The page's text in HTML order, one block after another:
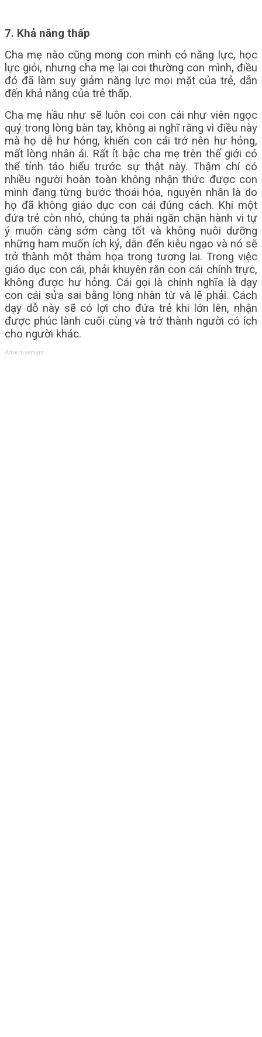
7. Khả năng thấp
Cha mẹ nào cũng mong con mình có năng lực, học
lực giỏi, nhưng cha mẹ lại coi thường con mình, điều
đó đã làm suy giảm năng lực mọi mặt của trẻ, dẫn
đến khả năng của trẻ thấp.
Cha mẹ hầu như sẽ luôn coi con cái như viên ngọc
quý trong lòng bàn tay, không ai nghĩ rằng vì điều này
mà họ dễ hư hỏng, khiến con cái trở nên hư hỏng,
mất lòng nhân ái. Rất ít bậc cha mẹ trên thế giới có
thể tỉnh táo hiểu trước sự thật này. Thậm chí có
nhiều người hoàn toàn không nhận thức được con
mình đang từng bước thoái hóa, nguyên nhân là do
họ đã không giáo dục con cái đúng cách. Khi một
đứa trẻ còn nhỏ, chúng ta phải ngăn chặn hành vi tự
ý muốn càng sớm càng tốt và không nuôi dưỡng
những ham muốn ích kỷ, dẫn đến kiêu ngạo và nó sẽ
trở thành một thảm họa trong tương lai. Trong việc
giáo dục con cái, phải khuyên răn con cái chính trực,
không được hư hỏng. Cái gọi là chính nghĩa là dạy
con cái sửa sai bằng lòng nhân từ và lẽ phải. Cách
dạy dỗ này sẽ có lợi cho đứa trẻ khi lớn lên, nhận
được phúc lành cuối cùng và trở thành người có ích
cho người khác.
Advertisement